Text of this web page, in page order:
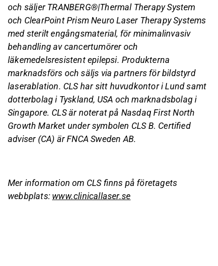
och säljer TRANBERG®|Thermal Therapy System
och ClearPoint Prism Neuro Laser Therapy Systems
med sterilt engångsmaterial, för minimalinvasiv
behandling av cancertumörer och
läkemedelsresistent epilepsi. Produkterna
marknadsförs och säljs via partners för bildstyrd
laserablation. CLS har sitt huvudkontor i Lund samt
dotterbolag i Tyskland, USA och marknadsbolag i
Singapore. CLS är noterat på Nasdaq First North
Growth Market under symbolen CLS B. Certified
adviser (CA) är FNCA Sweden AB.
Mer information om CLS finns på företagets
webbplats: www.clinicallaser.se